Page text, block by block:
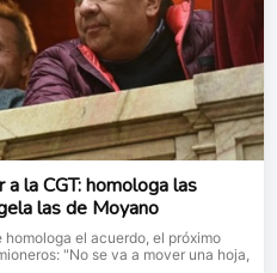
la CGT: homologa las
las de Moyano
el acuerdo, el próximo
"No se va a mover una hoja,